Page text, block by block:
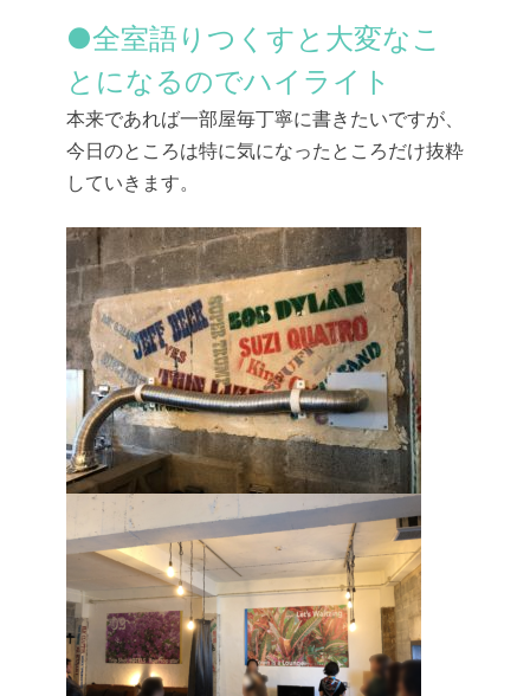
●全室語りつくすと大変なこ
とになるのでハイライト
本来であれば一部屋毎丁寧に書きたいですが、
今日のところは特に気になったところだけ抜粋
していきます。